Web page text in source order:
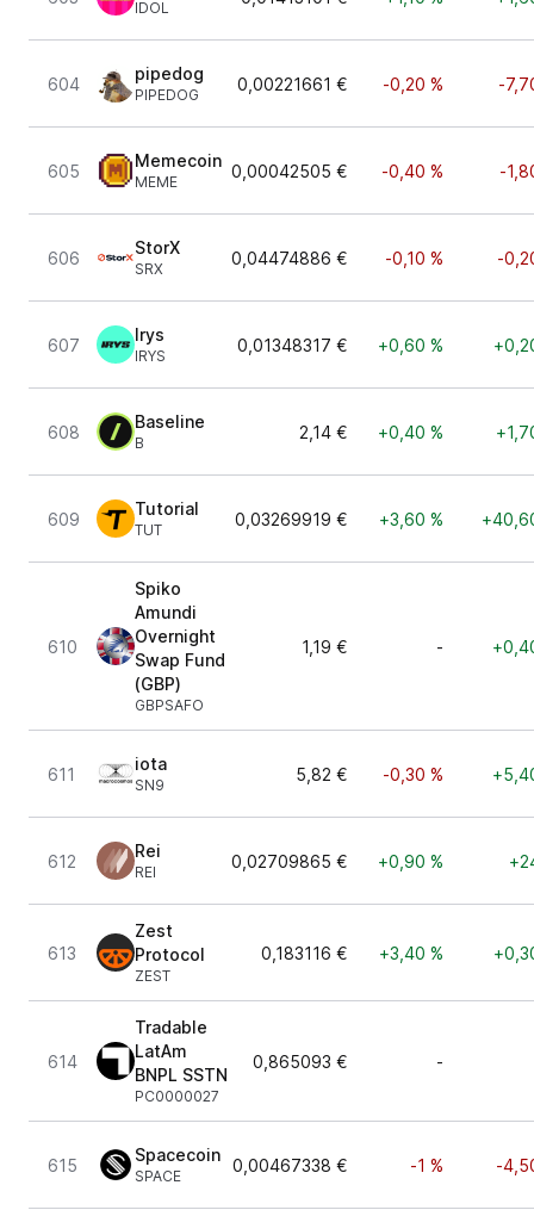
IDOL
604
pipedog
PIPEDOG
0,00221661 € -0,20 % -
605
Memecoin
MEME
0,00042505 € -0,40 % -
606
StorX
SRX
0,04474886 € -0,10 % -
607
Irys
IRYS
0,01348317 € +0,60 %
608
Baseline
B
2,14 € +0,40 %
609
Tutorial
TUT
0,03269919 € +3,60 %
610
Spiko
Amundi
Overnight
Swap Fund
(GBP)
GBPSAFO
1,19 € -
611
iota
SN9
5,82 € -0,30 %
612
Rei
REI
0,02709865 € +0,90 %
613
Zest
Protocol
ZEST
0,183116 € +3,40 %
614
Tradable
LatAm
BNPL SSTN
PC0000027
0,865093 € -
615
Spacecoin
SPACE
0,00467338 € -1 % -